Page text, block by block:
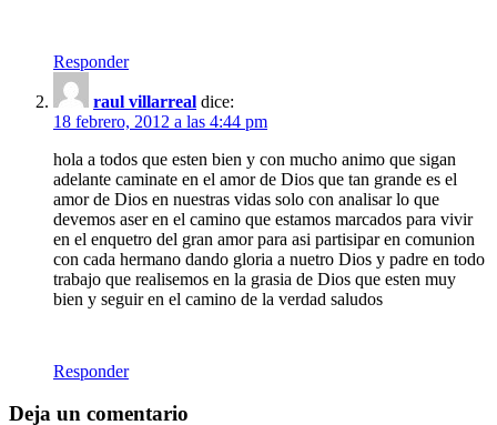
Responder
raul villarreal dice:
18 febrero, 2012 a las 4:44 pm
hola a todos que esten bien y con mucho animo que sigan
adelante caminate en el amor de Dios que tan grande es el
amor de Dios en nuestras vidas solo con analisar lo que
devemos aser en el camino que estamos marcados para vivir
en el enquetro del gran amor para asi partisipar en comunion
con cada hermano dando gloria a nuetro Dios y padre en todo
trabajo que realisemos en la grasia de Dios que esten muy
bien y seguir en el camino de la verdad saludos
Responder
Deja un comentario